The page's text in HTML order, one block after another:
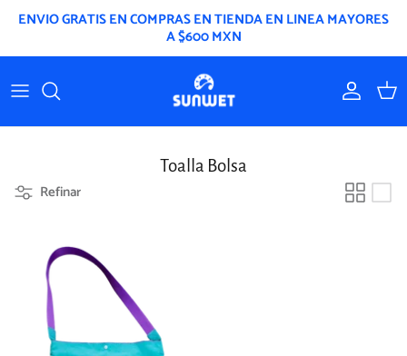
contenido
ENVIO GRATIS EN COMPRAS EN TIENDA EN LINEA MAYORES
A $600 MXN
Mochilas y Bolsas
Toallas Lisas
Toalla Bolsa
Gorros de baño
Kits de toallas
Toalla Bolsa
Refinar